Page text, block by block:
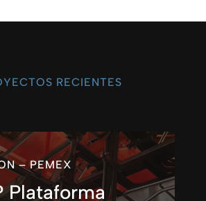
RECIENTES
– PEMEX
Plataforma